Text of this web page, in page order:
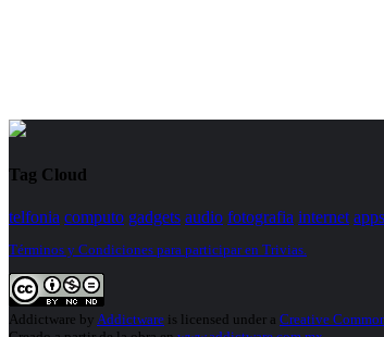
Tag Cloud
telfonia computo gadgets audio fotografia internet apps
Términos y Condiciones para participar en Trivias.
Addictware by Addictware is licensed under a Creative